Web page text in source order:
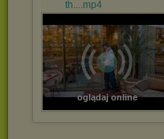
th....mp4
oglądaj online